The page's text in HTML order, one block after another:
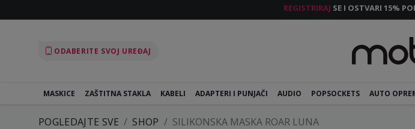
REGISTRIRAJ SE I OSTVARI 15%
ODABERITE SVOJ UREĐAJ
MASKICE ZAŠTITNA STAKLA KABELI ADAPTERI I PUNJAČI AUDIO POPSOCKETS AUTO
POGLEDAJTE SVE SHOP SILIKONSKA MASKA ROAR LUNA